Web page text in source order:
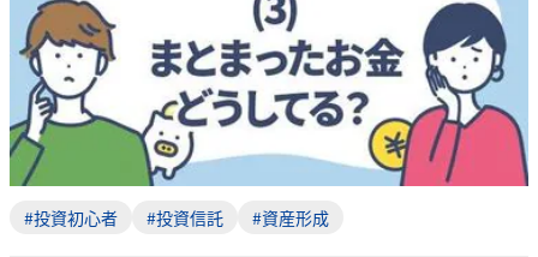
#投資初心者 #投資信託 #資産形成